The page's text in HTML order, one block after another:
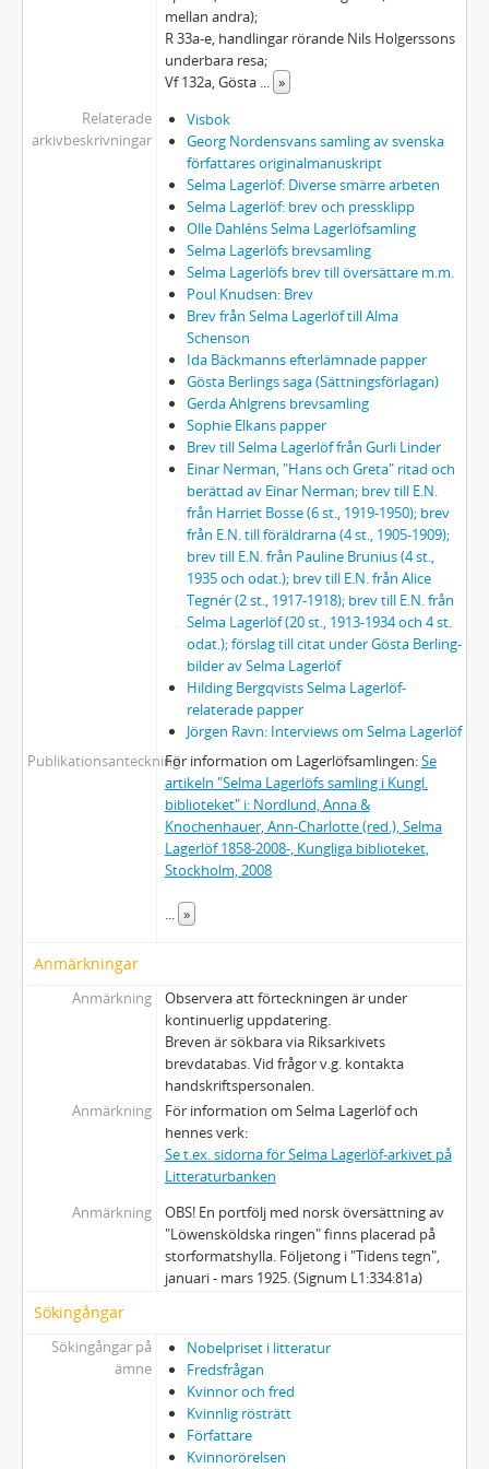
55b - MANUSKRIPT: Annotationsdagböcker
56 - MANUSKRIPT: [Koncept till dödsannons över Eric Dahlgren 28/3 1920]
57 - MANUSKRIPT: [Förord till Dahlman, Axel, Från min ungdomstid, Karlstad 1928]
59 - MANUSKRIPT: De tre guldäpplena
59a - MANUSKRIPT: De tre guldäpplena - Dockteaterspel
60 - MANUSKRIPT: Den goda handlingen
61 - MANUSKRIPT: Den heliga bilden i Lucca. Legend
61a - MANUSKRIPT: Den heliga bilden i Lucca. Legend
62 - MANUSKRIPT: Den heliga gravens kyrka
63 - MANUSKRIPT: Den lille sjömannen
64 - MANUSKRIPT: Den nye taltrosten [Karl Gerhard]
65 - MANUSKRIPT: Den vita fågeln
66 - MANUSKRIPT: ”det inte heller meningen att skaffa sig en församlingssal…”
67 - MANUSKRIPT: ”Det var en kvinna som fördes upp till templet för att stenas”
68 - MANUSKRIPT: Drömpannkaka
69 - MANUSKRIPT: [Dunungen. Skådespel]
70 - MANUSKRIPT: Gösta Ekman. In memoriam
71 - MANUSKRIPT: Tal på Julia Ekmans 80-årsdag 30/8 1923
72 - MANUSKRIPT: [Julia Ekman. In memoriam]
73 - MANUSKRIPT: Sophie Elkan
74 - MANUSKRIPT: Vid Sophie Elkans grav
75 - MANUSKRIPT:En biskopsmiddag
75a - MANUSKRIPT: En biskopsmiddag
76 - MANUSKRIPT:En emigrant
77 - MANUSKRIPT: [En fabel från havskusten]
78 - MANUSKRIPT: [En Hilsen fra Selma Lagerlöf]
79 - MANUSKRIPT: En historia från Halland
80 - MANUSKRIPT: [En hälsning från Selma Lagerlöf till de svenska kvinnorna i Amerika]
81 - MANUSKRIPT: ”En högst beaktansvärd och af en varm fosterlandsvän utgifven broschyr…”
82 - MANUSKRIPT: En julnatt i Betlehem
83 - MANUSKRIPT: [En ny stipendiefond]
84 - MANUSKRIPT: En sagas påfund
86 - MANUSKRIPT: En samvetsfråga
88 - MANUSKRIPT: [Enkätuttalande om Selma Lagerlöfs läsning under barndomen och ungdomen] Utkast
89 - MANUSKRIPT: [Enkätuttalande om bokverket Svenska kulturbilder]
90 - MANUSKRIPT: [Ett bröllopstal. Till Karl Axel Winges och Märta Lagerlöfs bröllop 2/6 1922]
90a - MANUSKRIPT: [Ett bröllopstal. Till Karl Axel Winges och Märta Lagerlöfs bröllop 2/6 1922] Till brudparet den 2dre Juni 1922
91 - MANUSKRIPT: Ett minne
92 - MANUSKRIPT: Ett minne från stridsåren
93 - MANUSKRIPT: Ett ålderdomshem för svenska lärarinnor
94 - MANUSKRIPT: Excerpter ur Svenskt konversationslexikon 1-2. Sthlm 1845-1847
95 - MANUSKRIPT: [Fantasi om Jesus och en rättfärdig man som ber]
96 - MANUSKRIPT: [Farmors predikan]
96a - MANUSKRIPT: Farmors predikan
97 - MANUSKRIPT: Filipstadsresan
98 - MANUSKRIPT: Tal på Mårbacka med anledning av överlämnandet av Gustaf Fjaestads målning 18/2 1929
99 - MANUSKRIPT: John Forsell
99a - MANUSKRIPT: John Forsell
100 - MANUSKRIPT: Fredsgudinnan sitter sorgsen…
101 - MANUSKRIPT: Frid på jorden. (För Julrosor.)
102 - MANUSKRIPT: Frieriet
103 - MANUSKRIPT: Frithiofs saga
mellan andra);
R 33a-e, handlingar rörande Nils Holgerssons
underbara resa;
Vf 132a, Gösta ... »
Relaterade
arkivbeskrivningar
Visbok
Georg Nordensvans samling av svenska
författares originalmanuskript
Selma Lagerlöf: Diverse smärre arbeten
Selma Lagerlöf: brev och pressklipp
Olle Dahléns Selma Lagerlöfsamling
Selma Lagerlöfs brevsamling
Selma Lagerlöfs brev till översättare m.m.
Poul Knudsen: Brev
Brev från Selma Lagerlöf till Alma
Schenson
Ida Bäckmanns efterlämnade papper
Gösta Berlings saga (Sättningsförlagan)
Gerda Ahlgrens brevsamling
Sophie Elkans papper
Brev till Selma Lagerlöf från Gurli Linder
Einar Nerman, "Hans och Greta" ritad och
berättad av Einar Nerman; brev till E.N.
från Harriet Bosse (6 st., 1919-1950); brev
från E.N. till föräldrarna (4 st., 1905-1909);
brev till E.N. från Pauline Brunius (4 st.,
1935 och odat.); brev till E.N. från Alice
Tegnér (2 st., 1917-1918); brev till E.N. från
Selma Lagerlöf (20 st., 1913-1934 och 4 st.
odat.); förslag till citat under Gösta Berling-
bilder av Selma Lagerlöf
Hilding Bergqvists Selma Lagerlöf-
relaterade papper
Jörgen Ravn: Interviews om Selma Lagerlöf
PublikationsanteckningFör information om Lagerlöfsamlingen:Se
artikeln "Selma Lagerlöfs samling i Kungl.
biblioteket" i: Nordlund, Anna &
Knochenhauer, Ann-Charlotte (red.), Selma
Lagerlöf 1858-2008-, Kungliga biblioteket,
Stockholm, 2008
... »
Anmärkningar
Anmärkning
Observera att förteckningen är under
kontinuerlig uppdatering.
Breven är sökbara via Riksarkivets
brevdatabas. Vid frågor v.g. kontakta
handskriftspersonalen.
Anmärkning
För information om Selma Lagerlöf och
hennes verk:
Se t.ex. sidorna för Selma Lagerlöf-arkivet på
Litteraturbanken
Anmärkning
OBS! En portfölj med norsk översättning av
"Löwensköldska ringen" finns placerad på
storformatshylla. Följetong i "Tidens tegn",
januari - mars 1925. (Signum L1:334:81a)
Sökingångar
Sökingångar på
ämne
Nobelpriset i litteratur
Fredsfrågan
Kvinnor och fred
Kvinnlig rösträtt
Författare
Kvinnorörelsen